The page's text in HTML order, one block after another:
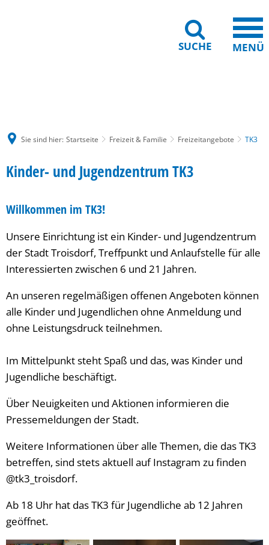
SUCHE MENÜ
Sie sind hier: Startseite Freizeit & Familie Freizeitangebote TK3
TK3
Kinder- und Jugendzentrum TK3
Willkommen im TK3!
Unsere Einrichtung ist ein Kinder- und Jugendzentrum
der Stadt Troisdorf, Treffpunkt und Anlaufstelle für alle
Interessierten zwischen 6 und 21 Jahren.
An unseren regelmäßigen offenen Angeboten können
alle Kinder und Jugendlichen ohne Anmeldung und
ohne Leistungsdruck teilnehmen.
Im Mittelpunkt steht Spaß und das, was Kinder und
Jugendliche beschäftigt.
Über Neuigkeiten und Aktionen informieren die
Pressemeldungen der Stadt.
Weitere Informationen über alle Themen, die das TK3
betreffen, sind stets aktuell auf Instagram zu finden
@tk3_troisdorf.
Ab 18 Uhr hat das TK3 für Jugendliche ab 12 Jahren
geöffnet.